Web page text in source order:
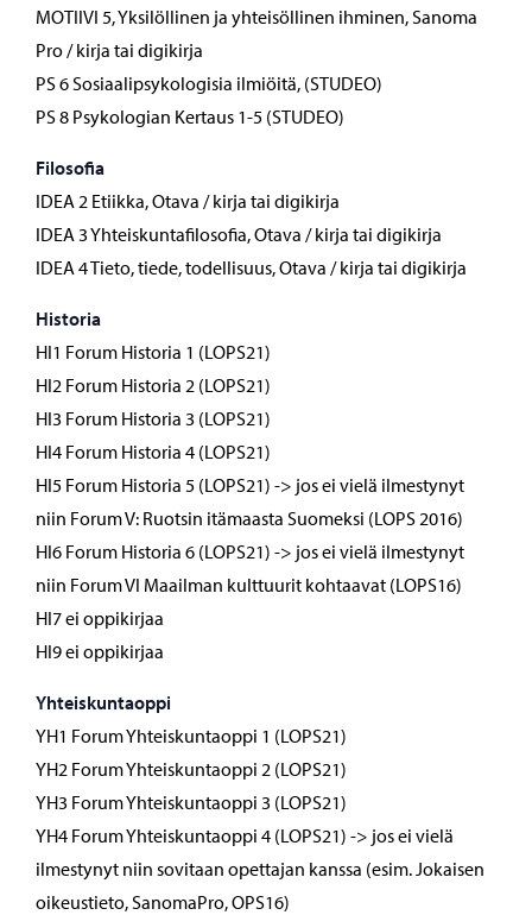
MOTIIVI 5, Yksilöllinen ja yhteisöllinen ihminen, Sanoma
Pro / kirja tai digikirja
PS 6 Sosiaalipsykologisia ilmiöitä, (STUDEO)
PS 8 Psykologian Kertaus 1-5 (STUDEO)
Filosofia
IDEA 2 Etiikka, Otava / kirja tai digikirja
IDEA 3 Yhteiskuntafilosofia, Otava / kirja tai digikirja
IDEA 4 Tieto, tiede, todellisuus, Otava / kirja tai digikirja
Historia
HI1 Forum Historia 1 (LOPS21)
HI2 Forum Historia 2 (LOPS21)
HI3 Forum Historia 3 (LOPS21)
HI4 Forum Historia 4 (LOPS21)
HI5 Forum Historia 5 (LOPS21) -> jos ei vielä ilmestynyt
niin Forum V: Ruotsin itämaasta Suomeksi (LOPS 2016)
HI6 Forum Historia 6 (LOPS21) -> jos ei vielä ilmestynyt
niin Forum VI Maailman kulttuurit kohtaavat (LOPS16)
HI7 ei oppikirjaa
HI9 ei oppikirjaa
Yhteiskuntaoppi
YH1 Forum Yhteiskuntaoppi 1 (LOPS21)
YH2 Forum Yhteiskuntaoppi 2 (LOPS21)
YH3 Forum Yhteiskuntaoppi 3 (LOPS21)
YH4 Forum Yhteiskuntaoppi 4 (LOPS21) -> jos ei vielä
ilmestynyt niin sovitaan opettajan kanssa (esim. Jokaisen
oikeustieto, SanomaPro, OPS16)